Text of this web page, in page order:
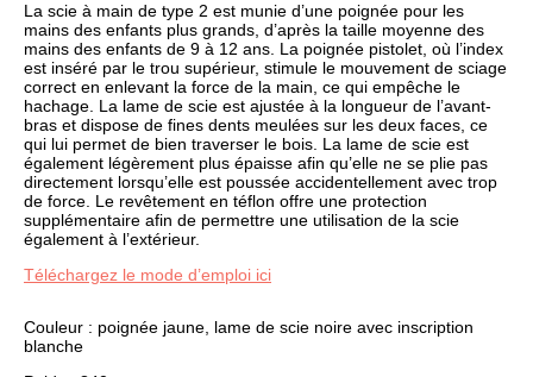
La scie à main de type 2 est munie d’une poignée pour les
mains des enfants plus grands, d’après la taille moyenne des
mains des enfants de 9 à 12 ans. La poignée pistolet, où l’index
est inséré par le trou supérieur, stimule le mouvement de sciage
correct en enlevant la force de la main, ce qui empêche le
hachage. La lame de scie est ajustée à la longueur de l’avant-
bras et dispose de fines dents meulées sur les deux faces, ce
qui lui permet de bien traverser le bois. La lame de scie est
également légèrement plus épaisse afin qu’elle ne se plie pas
directement lorsqu’elle est poussée accidentellement avec trop
de force. Le revêtement en téflon offre une protection
supplémentaire afin de permettre une utilisation de la scie
également à l’extérieur.
Téléchargez le mode d’emploi ici
Couleur : poignée jaune, lame de scie noire avec inscription
blanche